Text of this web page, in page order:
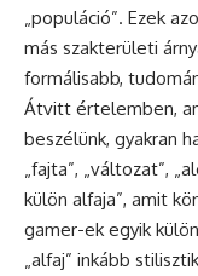
„populáció”. Ezek
más szakterületi
formálisabb,
Átvitt értelemben,
beszélünk, gyakran
„fajta”, „változat”,
külön alfaja”, amit
gamer-ek egyik
„alfaj” inkább